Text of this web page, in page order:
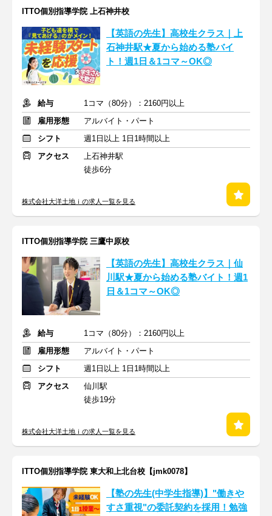
ITTO個別指導学院 上石神井校
【英語の先生】高校生クラス｜上
石神井駅★夏から始める塾バイ
ト！週1日＆1コマ～OK◎
給与
1コマ（80分）：2160円以上
雇用形態
アルバイト・パート
シフト
週1日以上 1日1時間以上
アクセス
上石神井駅
徒歩6分
株式会社大洋土地ｉの求人一覧を見る
ITTO個別指導学院 三鷹中原校
【英語の先生】高校生クラス｜仙
川駅★夏から始める塾バイト！週1
日＆1コマ～OK◎
給与
1コマ（80分）：2160円以上
雇用形態
アルバイト・パート
シフト
週1日以上 1日1時間以上
アクセス
仙川駅
徒歩19分
株式会社大洋土地ｉの求人一覧を見る
ITTO個別指導学院 東大和上北台校【jmk0078】
【塾の先生(中学生指導)】"働きや
すさ重視"の委託契約を採用！勉強